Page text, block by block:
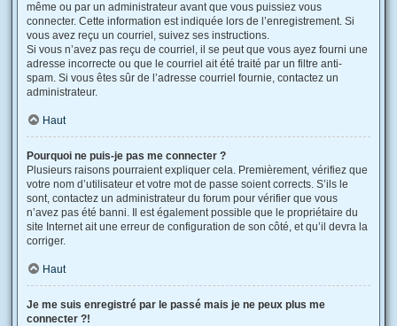
même ou par un administrateur avant que vous puissiez vous
connecter. Cette information est indiquée lors de l’enregistrement. Si
vous avez reçu un courriel, suivez ses instructions.
Si vous n’avez pas reçu de courriel, il se peut que vous ayez fourni une
adresse incorrecte ou que le courriel ait été traité par un filtre anti-
spam. Si vous êtes sûr de l’adresse courriel fournie, contactez un
administrateur.
Haut
Pourquoi ne puis-je pas me connecter ?
Plusieurs raisons pourraient expliquer cela. Premièrement, vérifiez que
votre nom d’utilisateur et votre mot de passe soient corrects. S’ils le
sont, contactez un administrateur du forum pour vérifier que vous
n’avez pas été banni. Il est également possible que le propriétaire du
site Internet ait une erreur de configuration de son côté, et qu’il devra la
corriger.
Haut
Je me suis enregistré par le passé mais je ne peux plus me
connecter ?!